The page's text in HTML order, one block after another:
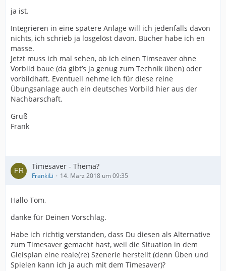
ja ist.
Integrieren in eine spätere Anlage will ich jedenfalls davon
nichts, ich schrieb ja losgelöst davon. Bücher habe ich en
masse.
Jetzt muss ich mal sehen, ob ich einen Timseaver ohne
Vorbild baue (da gibt’s ja genug zum Technik üben) oder
vorbildhaft. Eventuell nehme ich für diese reine
Übungsanlage auch ein deutsches Vorbild hier aus der
Nachbarschaft.
Gruß
Frank
Timesaver - Thema?
FrankiLi 14. März 2018 um 09:35
Hallo Tom,
danke für Deinen Vorschlag.
Habe ich richtig verstanden, dass Du diesen als Alternative
zum Timesaver gemacht hast, weil die Situation in dem
Gleisplan eine reale(re) Szenerie herstellt (denn Üben und
Spielen kann ich ja auch mit dem Timesaver)?